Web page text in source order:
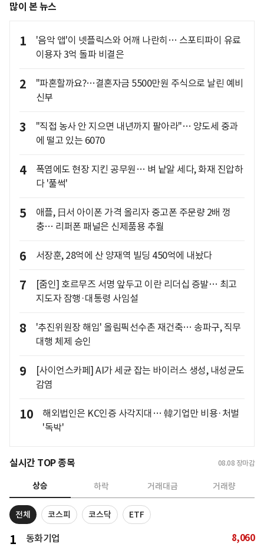
많이 본 뉴스
1
'음악 앱'이 넷플릭스와 어깨 나란히… 스포티파이 유료
이용자 3억 돌파 비결은
2
"파혼할까요?…결혼자금 5500만원 주식으로 날린 예비
신부
3
"직접 농사 안 지으면 내년까지 팔아라"… 양도세 중과
에 떨고 있는 6070
4
폭염에도 현장 지킨 공무원… 벼 낱알 세다, 화재 진압하
다 '풀썩'
5
애플, 日서 아이폰 가격 올리자 중고폰 주문량 2배 껑
충… 리퍼폰 패널은 신제품용 추월
6 서장훈, 28억에 산 양재역 빌딩 450억에 내놨다
7
[줌인] 호르무즈 서명 앞두고 이란 리더십 증발… 최고
지도자 잠행·대통령 사임설
8
'추진위원장 해임' 올림픽선수촌 재건축… 송파구, 직무
대행 체제 승인
9
[사이언스카페] AI가 세균 잡는 바이러스 생성, 내성균도
감염
10
해외법인은 KC인증 사각지대… 韓기업만 비용·처벌
'독박'
실시간 TOP 종목 08.08 장마감
상승 하락 거래대금 거래량
전체 코스피 코스닥 ETF
1 동화기업 8,060